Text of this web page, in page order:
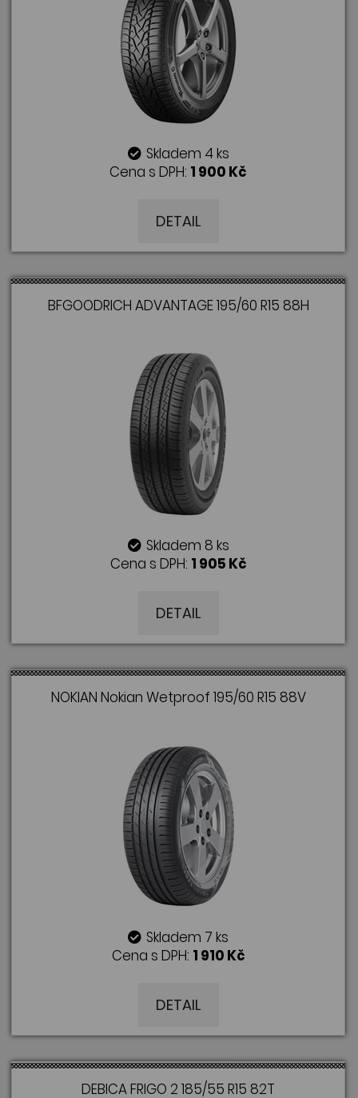
Skladem 4 ks
Cena s DPH: 1 900 Kč
DETAIL
BFGOODRICH ADVANTAGE 195/60 R15 88H
Skladem 8 ks
Cena s DPH: 1 905 Kč
DETAIL
NOKIAN Nokian Wetproof 195/60 R15 88V
Skladem 7 ks
Cena s DPH: 1 910 Kč
DETAIL
DEBICA FRIGO 2 185/55 R15 82T